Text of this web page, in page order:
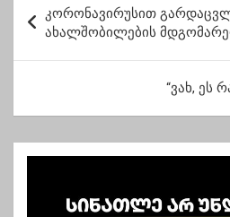
ო
ს
ი
ს
კორონავირუსით
ახალშობილების
“ვახ, ეს